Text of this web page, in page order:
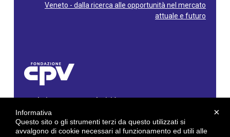
Veneto - dalla ricerca alle opportunità nel mercato
attuale e futuro
Via Gioacchino Rossini, 60 - 36100 Vicenza - Italy
Tel. 0444/960500 - Fax 0444/1932220
C.F. e P. IVA: 02429800242
×
Informativa
Questo sito o gli strumenti terzi da questo utilizzati si
avvalgono di cookie necessari al funzionamento ed utili alle